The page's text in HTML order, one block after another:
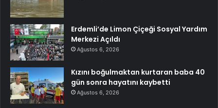
Erdemli’de Limon Çiçeği Sosyal Yardım
Merkezi Açıldı
Ağustos 6, 2026
Kızını boğulmaktan kurtaran baba 40
gün sonra hayatını kaybetti
Ağustos 6, 2026